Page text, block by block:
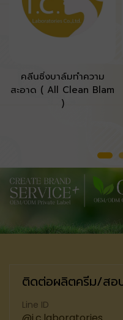
คลีนซิ่งบาล์มทำความ
สะอาด ( All Clean Blam
)
ติดต่อผลิตครีม/สอ
Line ID